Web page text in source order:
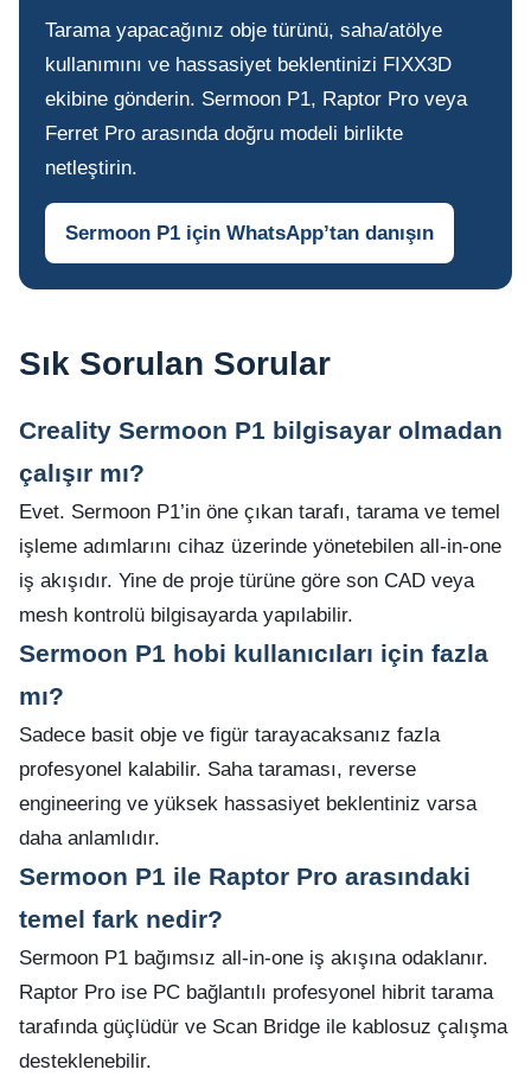
Tarama yapacağınız obje türünü, saha/atölye
kullanımını ve hassasiyet beklentinizi FIXX3D
ekibine gönderin. Sermoon P1, Raptor Pro veya
Ferret Pro arasında doğru modeli birlikte
netleştirin.
Sermoon P1 için WhatsApp’tan danışın
Sık Sorulan Sorular
Creality Sermoon P1 bilgisayar olmadan
çalışır mı?
Evet. Sermoon P1’in öne çıkan tarafı, tarama ve temel
işleme adımlarını cihaz üzerinde yönetebilen all-in-one
iş akışıdır. Yine de proje türüne göre son CAD veya
mesh kontrolü bilgisayarda yapılabilir.
Sermoon P1 hobi kullanıcıları için fazla
mı?
Sadece basit obje ve figür tarayacaksanız fazla
profesyonel kalabilir. Saha taraması, reverse
engineering ve yüksek hassasiyet beklentiniz varsa
daha anlamlıdır.
Sermoon P1 ile Raptor Pro arasındaki
temel fark nedir?
Sermoon P1 bağımsız all-in-one iş akışına odaklanır.
Raptor Pro ise PC bağlantılı profesyonel hibrit tarama
tarafında güçlüdür ve Scan Bridge ile kablosuz çalışma
desteklenebilir.